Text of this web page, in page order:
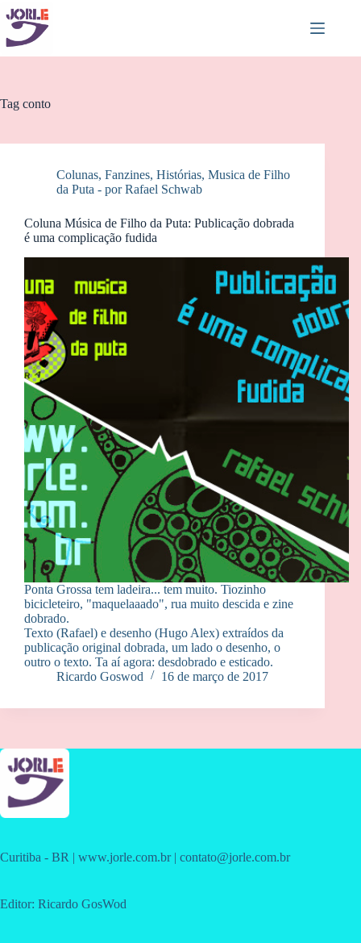
Pular
para
conteúdo
Tag conto
Colunas, Fanzines, Histórias, Musica de Filho
da Puta - por Rafael Schwab
Coluna Música de Filho da Puta: Publicação dobrada
é uma complicação fudida
Ponta Grossa tem ladeira... tem muito. Tiozinho
bicicleteiro, "maquelaaado", rua muito descida e zine
dobrado.
Texto (Rafael) e desenho (Hugo Alex) extraídos da
publicação original dobrada, um lado o desenho, o
outro o texto. Ta aí agora: desdobrado e esticado.
Ricardo Goswod
16 de março de 2017
Curitiba - BR | www.jorle.com.br | contato@jorle.com.br
Editor: Ricardo GosWod